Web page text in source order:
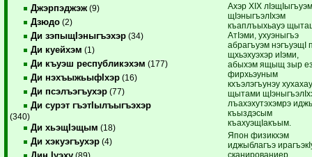
Джэрпэджэж (9)
Дзюдо (2)
Ди зэпыщIэныгъэхэр (34)
Ди куейхэм (1)
Ди къуэш республикэхэм (177)
Ди нэхъыжьыфIхэр (16)
Ди псэлъэгъухэр (77)
Ди сурэт гъэтIылъыгъэхэр
(340)
Ди хьэщIэщым (18)
Ди хэкуэгъухэр (4)
(89)
Ахэр XIX
щIэныгъэлIхэм
къаплъыхьауэ
АтIэми, ухуэныгъэ
абрагъуэм нэгъуэщI
щхьэхуэхэр иIэми,
абыхэм ящыщ зыр
фирхьэуным
кхъэлэгъунэу
щытами
лъахэхутэхэмрэ
къыздэсым
къахуэщIакъым.
Япон физикхэм
иджыблагъэ
сканированиер